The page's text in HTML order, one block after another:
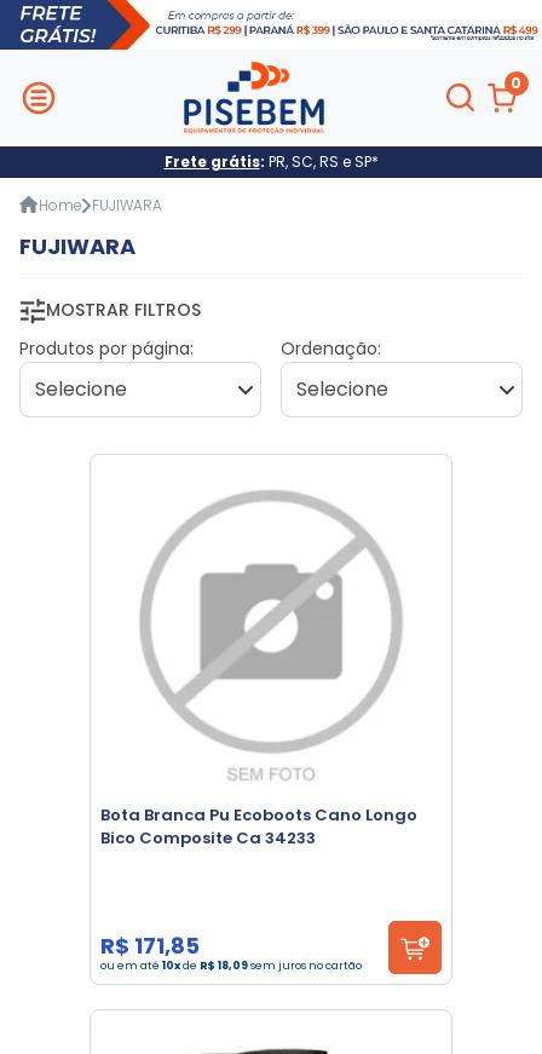
0
Frete grátis: PR, SC, RS e SP*
Home FUJIWARA
FUJIWARA
MOSTRAR FILTROS
Produtos por página:
Ordenação:
Bota Branca Pu Ecoboots Cano Longo
Bico Composite Ca 34233
R$ 171,85
ou em até 10xde R$ 18,09sem juros no cartão